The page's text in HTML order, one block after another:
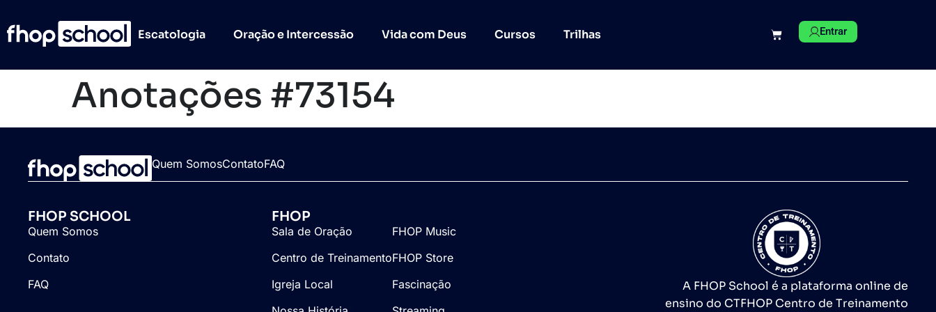
Escatologia Oração e Intercessão Vida com Deus Cursos Trilhas Entrar
Anotações #73154
Quem SomosContatoFAQ
FHOP SCHOOL
Quem Somos
Contato
FAQ
FHOP
Sala de Oração
Centro de Treinamento
Igreja Local
FHOP Music
FHOP Store
Fascinação
A FHOP School é a plataforma online de
ensino do CTFHOP Centro de Treinamento